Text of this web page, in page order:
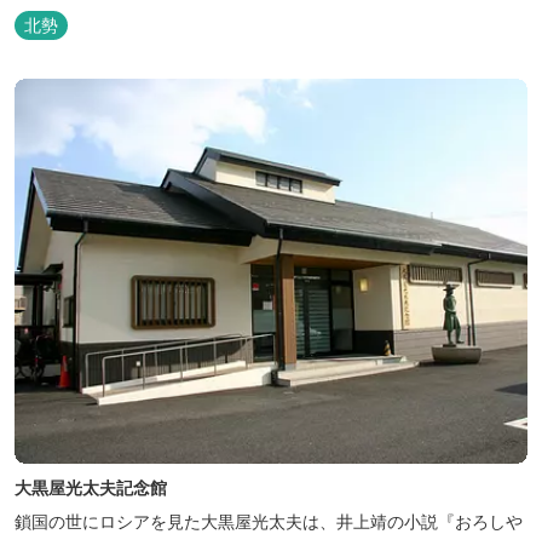
北勢
大黒屋光太夫記念館
鎖国の世にロシアを見た大黒屋光太夫は、井上靖の小説『おろしや